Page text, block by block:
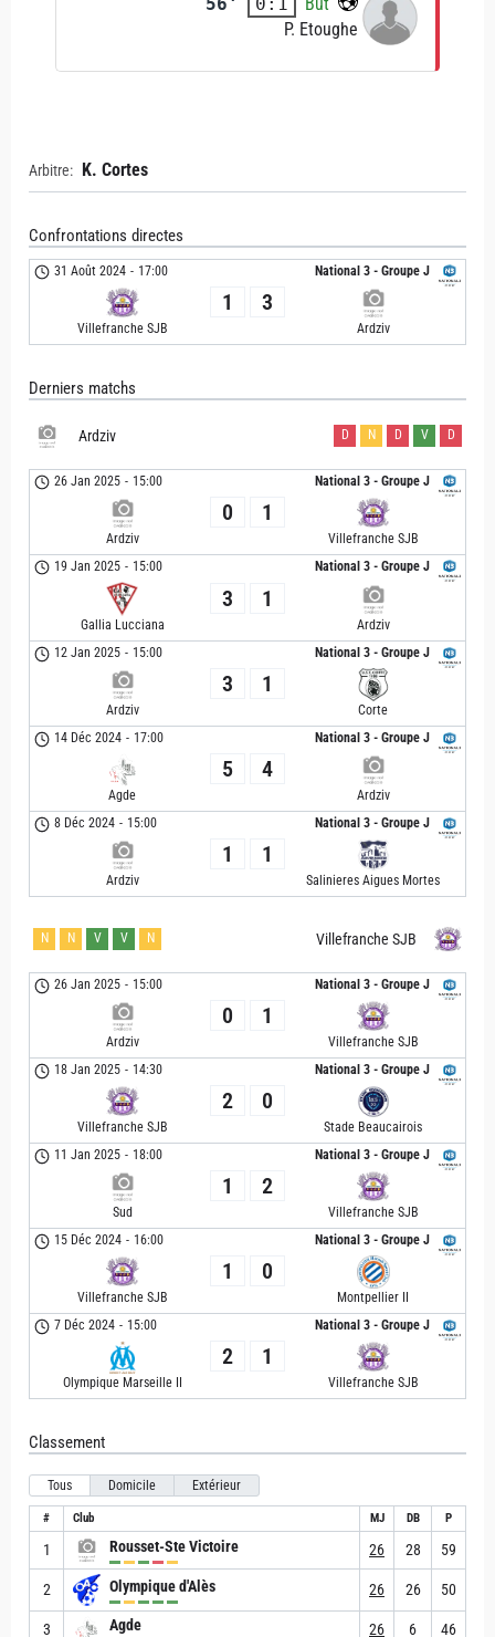
P. Etoughe
Arbitre: K. Cortes
Confrontations directes
National 3 - Groupe J
31 Août 2024 - 17:00
Villefranche SJB
1 3
Ardziv
Derniers matchs
Ardziv D N D V D
National 3 - Groupe J
26 Jan 2025 - 15:00
Ardziv
0 1
Villefranche SJB
National 3 - Groupe J
19 Jan 2025 - 15:00
Gallia Lucciana
3 1
Ardziv
National 3 - Groupe J
12 Jan 2025 - 15:00
Ardziv
3 1
Corte
National 3 - Groupe J
14 Déc 2024 - 17:00
Agde
5 4
Ardziv
National 3 - Groupe J
8 Déc 2024 - 15:00
Ardziv
1 1
Salinieres Aigues Mortes
Villefranche SJB
N N V V N
National 3 - Groupe J
26 Jan 2025 - 15:00
Ardziv
0 1
Villefranche SJB
National 3 - Groupe J
18 Jan 2025 - 14:30
Villefranche SJB
2 0
Stade Beaucairois
National 3 - Groupe J
11 Jan 2025 - 18:00
Sud
1 2
Villefranche SJB
National 3 - Groupe J
15 Déc 2024 - 16:00
Villefranche SJB
1 0
Montpellier II
National 3 - Groupe J
7 Déc 2024 - 15:00
Olympique Marseille II
2 1
Villefranche SJB
Classement
Tous Domicile Extérieur
# Club MJ DB P
1 Rousset-Ste Victoire 26 28 59
2 Olympique d'Alès 26 26 50
3 Agde 26 6 46